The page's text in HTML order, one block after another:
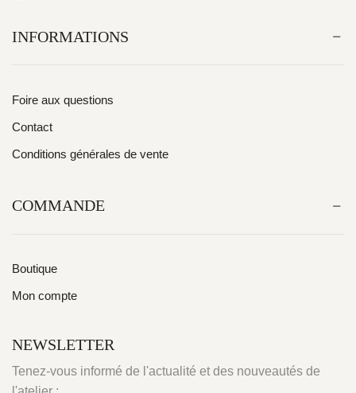
INFORMATIONS
Foire aux questions
Contact
Conditions générales de vente
COMMANDE
Boutique
Mon compte
NEWSLETTER
Tenez-vous informé de l'actualité et des nouveautés de